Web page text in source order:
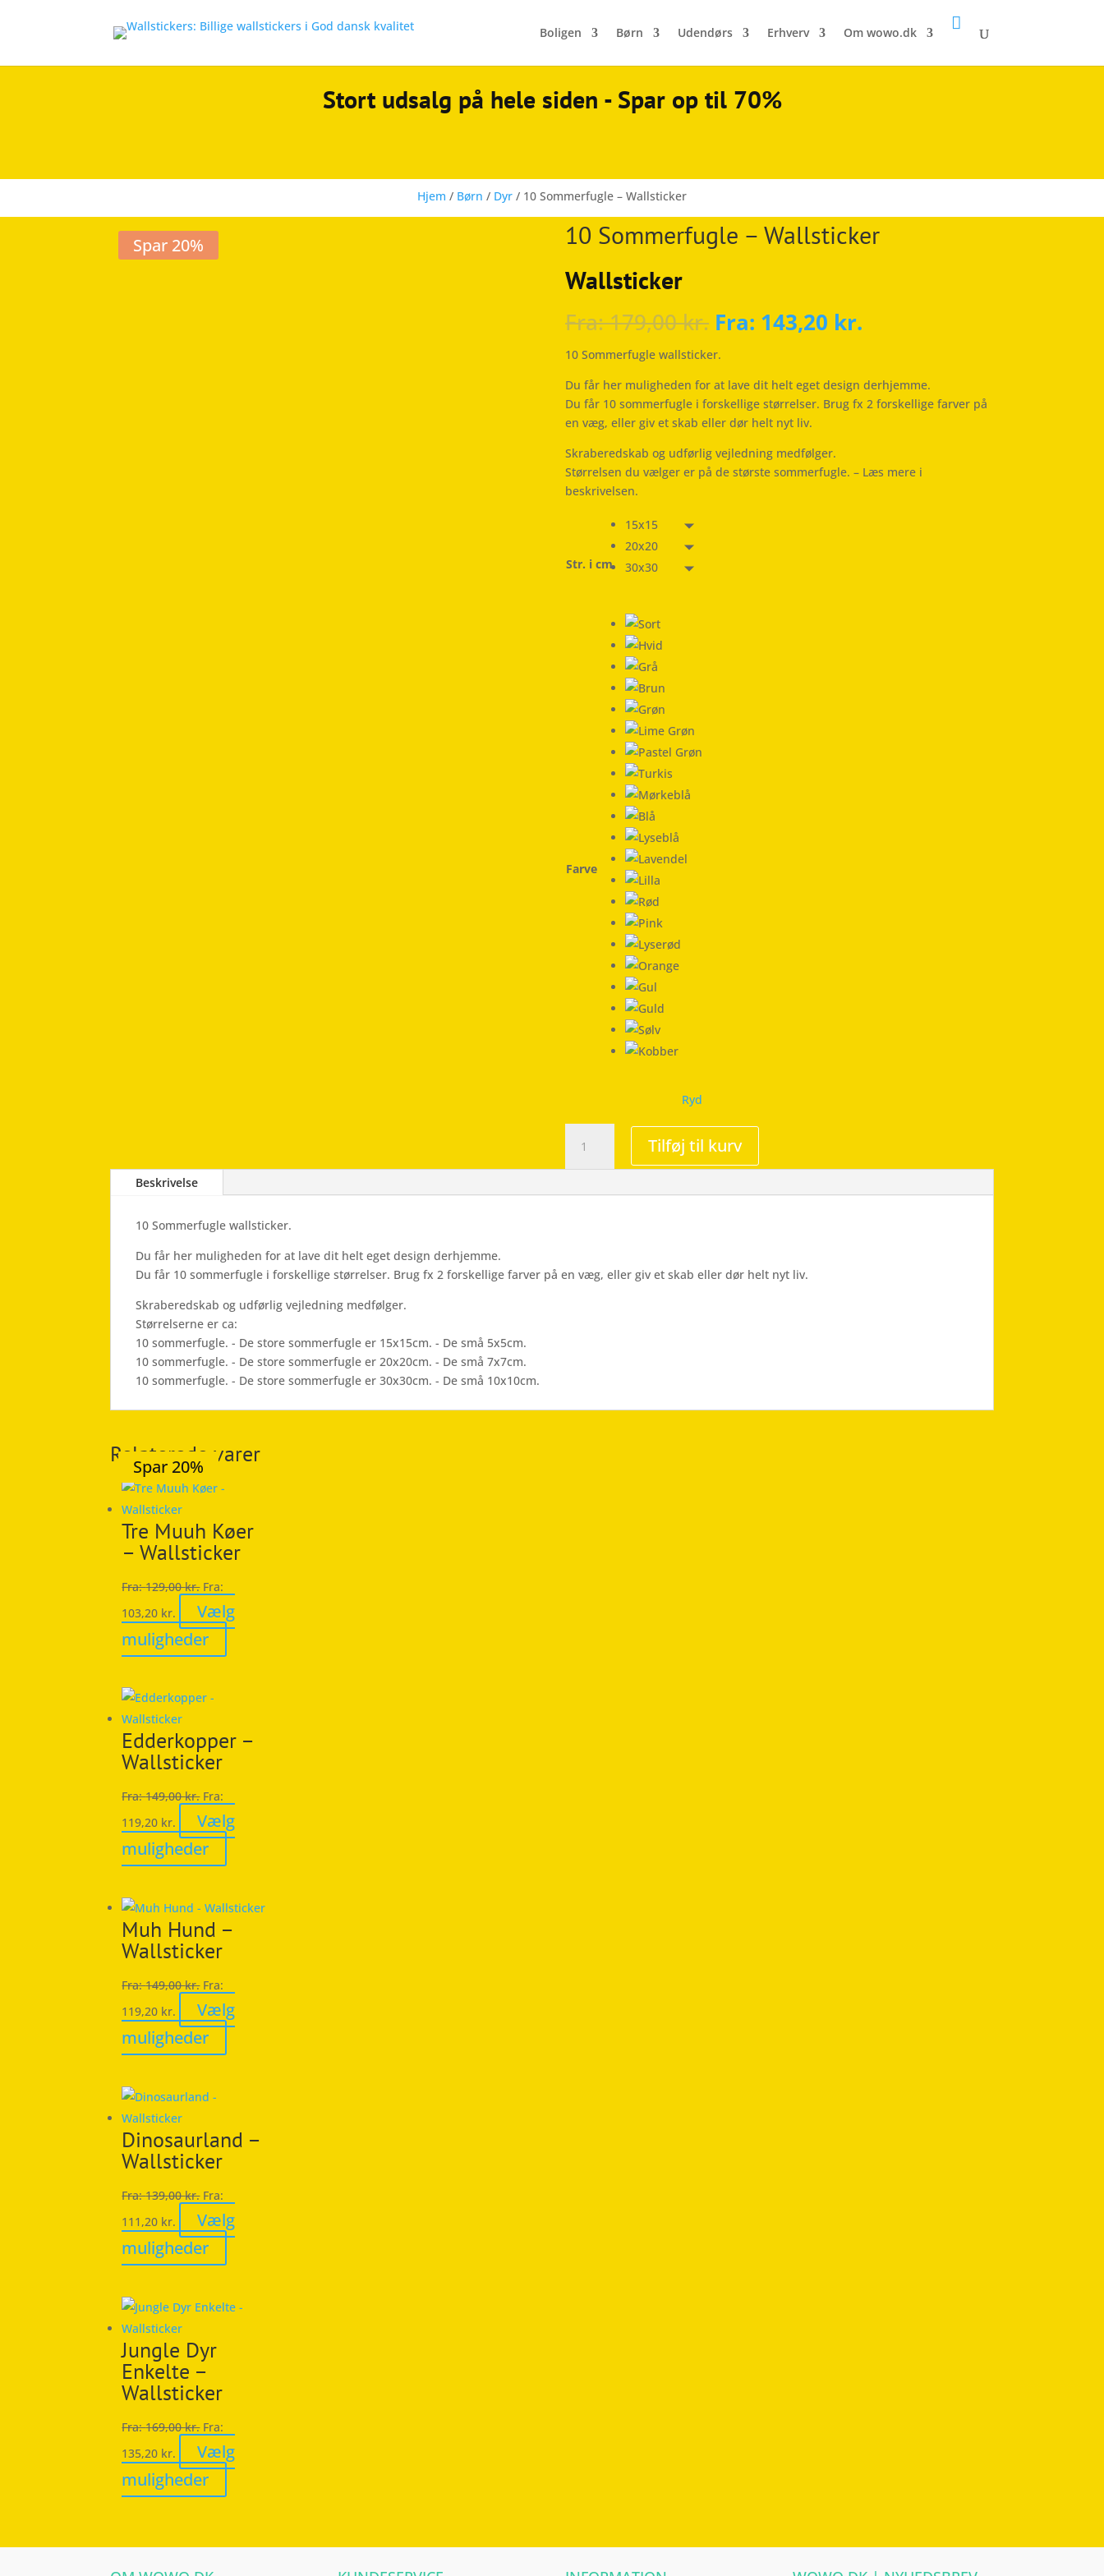
Boligen Børn Udendørs Erhverv Om wowo.dk

Stort udsalg på hele siden - Spar op til 70%
Hjem / Børn / Dyr / 10 Sommerfugle – Wallsticker
Spar 20%
10 Sommerfugle – Wallsticker
Wallsticker
Fra:179,00kr. Fra: 143,20 kr.
10 Sommerfugle wallsticker.
Du får her muligheden for at lave dit helt eget design derhjemme.
Du får 10 sommerfugle i forskellige størrelser. Brug fx 2 forskellige farver på
en væg, eller giv et skab eller dør helt nyt liv.
Skraberedskab og udførlig vejledning medfølger.
Størrelsen du vælger er på de største sommerfugle. – Læs mere i
beskrivelsen.
Str. i cm
15x15
20x20
30x30
Farve
Ryd
Sommerfugle
-
Tilføj til kurv
Beskrivelse
10 Sommerfugle wallsticker.
Du får her muligheden for at lave dit helt eget design derhjemme.
Du får 10 sommerfugle i forskellige størrelser. Brug fx 2 forskellige farver på en væg, eller giv et skab eller dør helt nyt liv.
Skraberedskab og udførlig vejledning medfølger.
Størrelserne er ca:
10 sommerfugle. - De store sommerfugle er 15x15cm. - De små 5x5cm.
10 sommerfugle. - De store sommerfugle er 20x20cm. - De små 7x7cm.
10 sommerfugle. - De store sommerfugle er 30x30cm. - De små 10x10cm.
Relaterede varer
Spar 20%
Tre Muuh Køer
– Wallsticker
Fra:129,00kr. Fra:
103,20 kr.
Vælg
muligheder
vare
Mulighederne
på
varesiden
Spar 20%
Edderkopper –
Wallsticker
Fra:149,00kr. Fra:
119,20 kr.
Vælg
muligheder
vare
flere
varianter.
vælges
på
Spar 20%
Muh Hund –
Wallsticker
Fra:149,00kr. Fra:
119,20 kr.
Vælg
muligheder
vare
Mulighederne
på
varesiden
Spar 19%
Dinosaurland –
Wallsticker
Fra:139,00kr. Fra:
111,20 kr.
Vælg
muligheder
vare
flere
varesiden
Spar 20%
Jungle Dyr
Enkelte –
Wallsticker
Fra:169,00kr. Fra:
135,20 kr.
Vælg
muligheder
vare